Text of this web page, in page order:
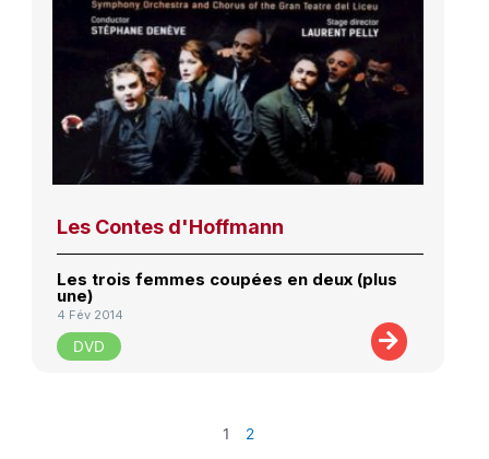
Les Contes d'Hoffmann
Les trois femmes coupées en deux (plus
une)
4 Fév 2014
DVD
1 2